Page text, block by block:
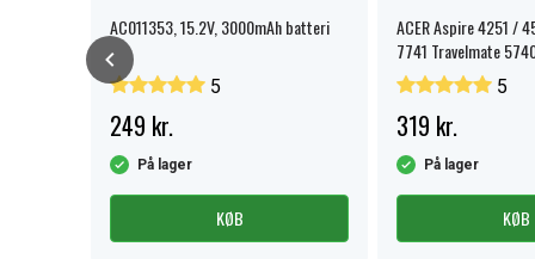
AC011353, 15.2V, 3000mAh batteri
5
249 kr.
På lager
KØB
ACER Aspire 4251 /
7741 Travelmate
5
319 kr.
På lager
KØB